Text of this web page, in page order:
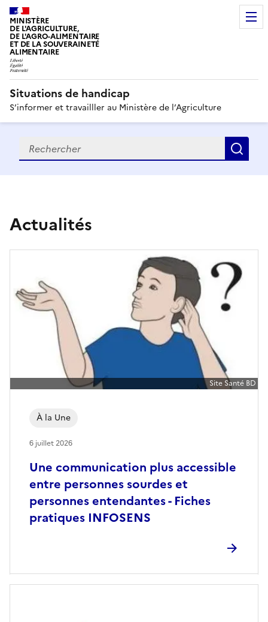
MINISTÈRE
DE L'AGRICULTURE,
DE L'AGRO-ALIMENTAIRE
ET DE LA SOUVERAINETÉ
ALIMENTAIRE
Situations de handicap
S’informer et travailller au Ministère de l’Agriculture
Recherche
u
n
c
Actualités
Une communication plus accessible
entre personnes sourdes et
personnes entendantes - Fiches
pratiques INFOSENS
À la Une
6 juillet 2026
Site Santé BD